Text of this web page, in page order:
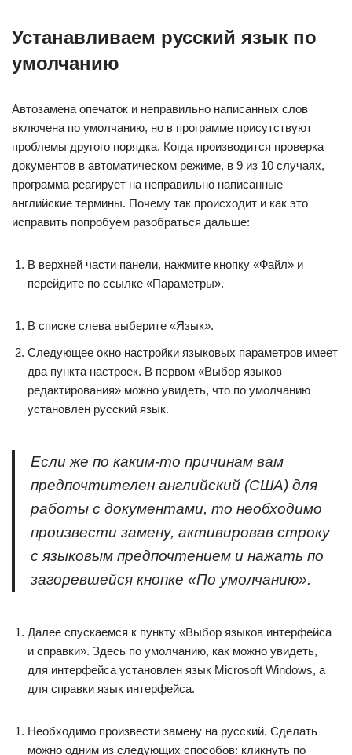
Устанавливаем русский язык по
умолчанию
Автозамена опечаток и неправильно написанных слов
включена по умолчанию, но в программе присутствуют
проблемы другого порядка. Когда производится проверка
документов в автоматическом режиме, в 9 из 10 случаях,
программа реагирует на неправильно написанные
английские термины. Почему так происходит и как это
исправить попробуем разобраться дальше:
В верхней части панели, нажмите кнопку «Файл» и
перейдите по ссылке «Параметры».
В списке слева выберите «Язык».
Следующее окно настройки языковых параметров имеет
два пункта настроек. В первом «Выбор языков
редактирования» можно увидеть, что по умолчанию
установлен русский язык.
Если же по каким-то причинам вам
предпочтителен английский (США) для
работы с документами, то необходимо
произвести замену, активировав строку
с языковым предпочтением и нажать по
загоревшейся кнопке «По умолчанию».
Далее спускаемся к пункту «Выбор языков интерфейса
и справки». Здесь по умолчанию, как можно увидеть,
для интерфейса установлен язык Microsoft Windows, а
для справки язык интерфейса.
Необходимо произвести замену на русский. Сделать
можно одним из следующих способов: кликнуть по